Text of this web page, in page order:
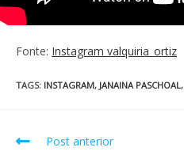
Fonte: Instagram valquiria_ortiz
TAGS: INSTAGRAM, JANAINA PASCHOAL,
Post anterior